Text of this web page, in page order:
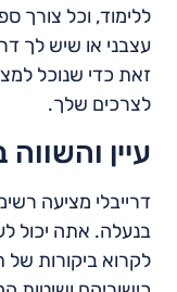
ללימוד, וכל צורך
עצבני או שיש לך
זאת כדי שנוכל
לצרכים שלך.
עיין והשווה
דרייבלי מציעה
בנעלה. אתה יכול
לקרוא ביקורות של